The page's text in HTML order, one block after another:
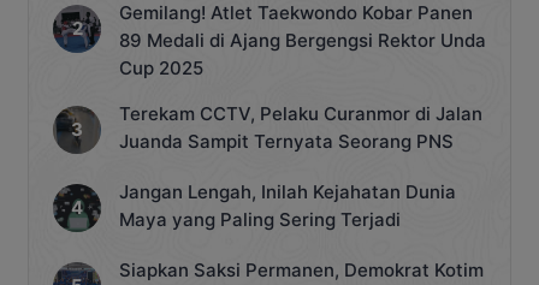
Gemilang! Atlet Taekwondo Kobar Panen
89 Medali di Ajang Bergengsi Rektor Unda
Cup 2025
Terekam CCTV, Pelaku Curanmor di Jalan
Juanda Sampit Ternyata Seorang PNS
Jangan Lengah, Inilah Kejahatan Dunia
Maya yang Paling Sering Terjadi
Siapkan Saksi Permanen, Demokrat Kotim